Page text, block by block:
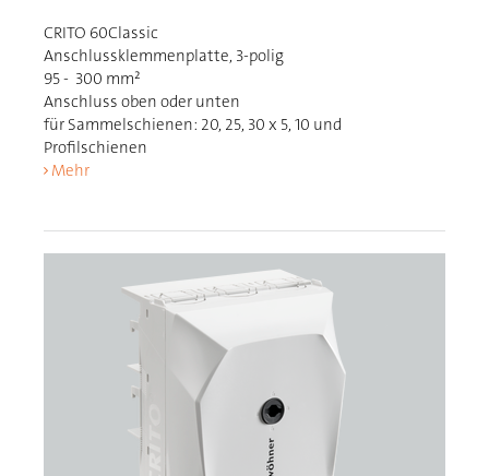
CRITO 60Classic
Anschlussklemmenplatte, 3-polig
95 - 300 mm²
Anschluss oben oder unten
für Sammelschienen: 20, 25, 30 x 5, 10 und
Profilschienen
Mehr